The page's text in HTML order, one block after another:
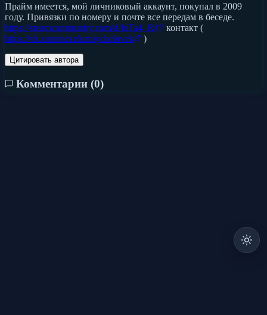
Прайм имеется, мой личниковый аккаунт, покупал в 2009
году. Привязки по номеру и почте все передам в беседе.
https://steamcommunity.com/d/InTa4_R/
контакт (
https://vk.com/nezelezniychelovek
)
Цитировать автора
Комментарии (0)